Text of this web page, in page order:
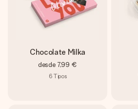
Chocolate Milka
desde 7,99 €
6 Tipos